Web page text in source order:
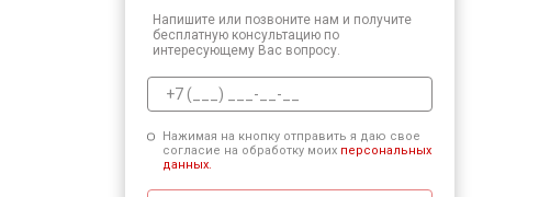
Напишите или позвоните нам и получите
бесплатную консультацию по
интересующему Вас вопросу.
Нажимая на кнопку отправить я даю свое
согласие на обработку моих персональных
данных.